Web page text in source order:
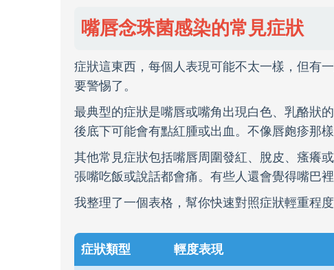
嘴唇念珠菌感染的常見症狀
症狀這東西，每個人表現可能不太一樣，但有
要警惕了。
最典型的症狀是嘴唇或嘴角出現白色、乳酪狀
後底下可能會有點紅腫或出血。不像唇皰疹那
其他常見症狀包括嘴唇周圍發紅、脫皮、瘙癢
張嘴吃飯或說話都會痛。有些人還會覺得嘴巴
我整理了一個表格，幫你快速對照症狀輕重程度
症狀類型 輕度表現